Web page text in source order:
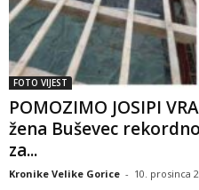
FOTO VIJEST
POMOZIMO JOSIPI
žena Buševec
za...
Kronike Velike Gorice - 10. prosinca